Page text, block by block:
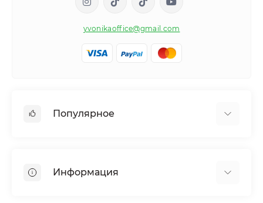
yvonikaoffice@gmail.com
Популярное
Обмен веществ и вес
Информация